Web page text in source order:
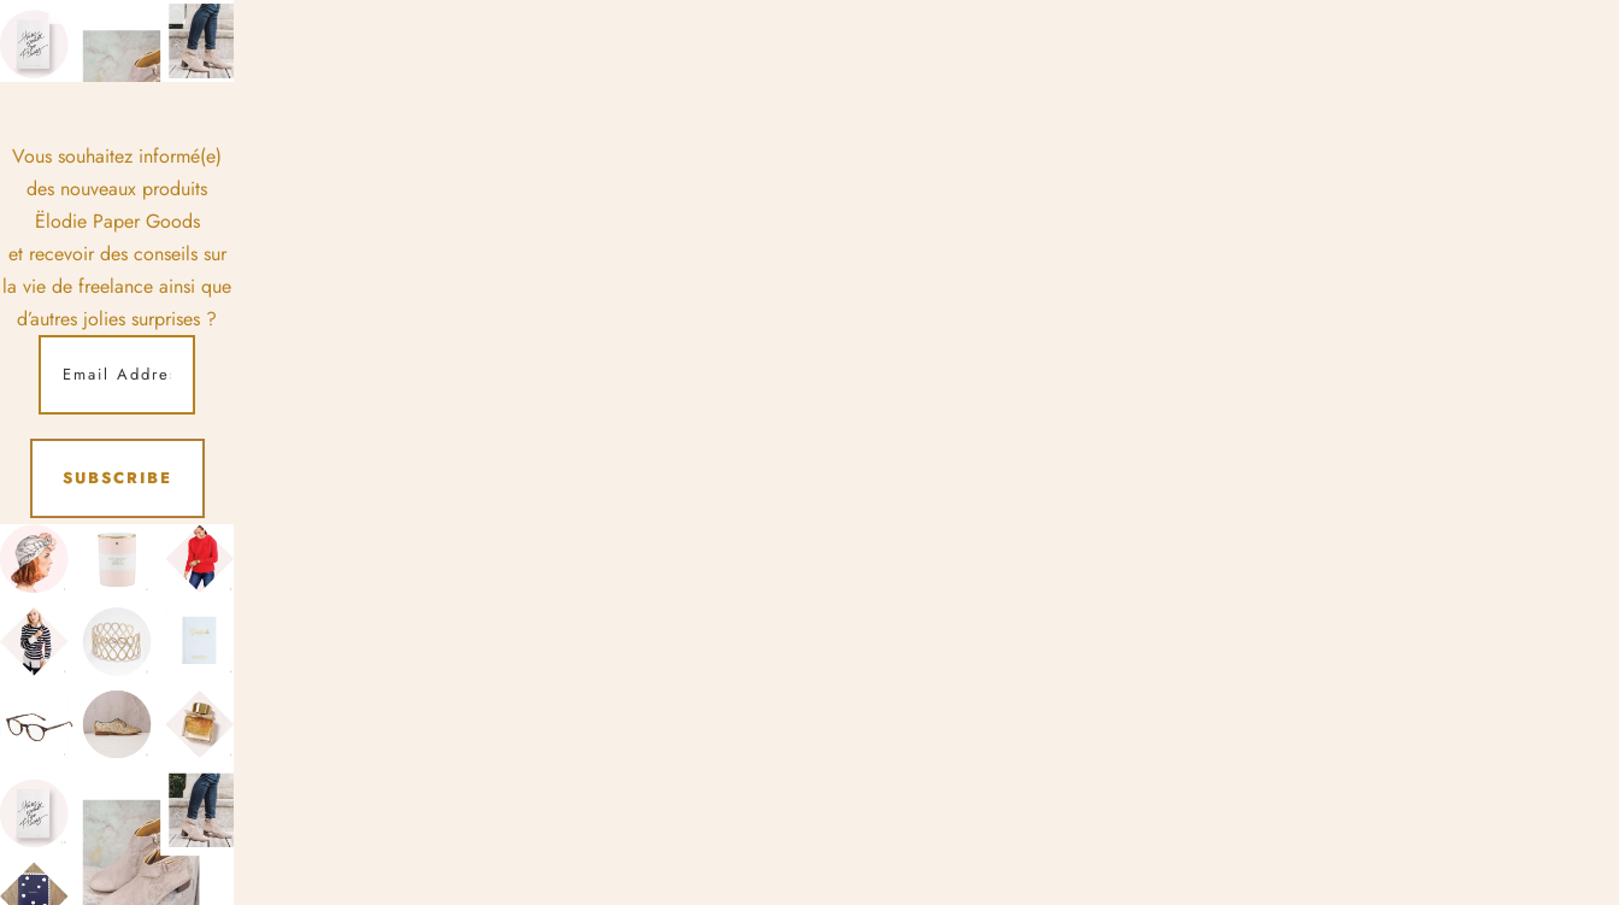
Vous souhaitez informé(e)
des nouveaux produits
Ëlodie Paper Goods
et recevoir des conseils sur
la vie de freelance ainsi que
d’autres jolies surprises ?